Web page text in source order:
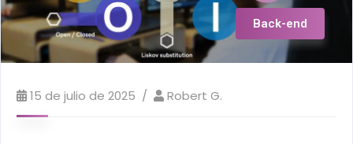
Back-end
15 de julio de 2025 Robert G.